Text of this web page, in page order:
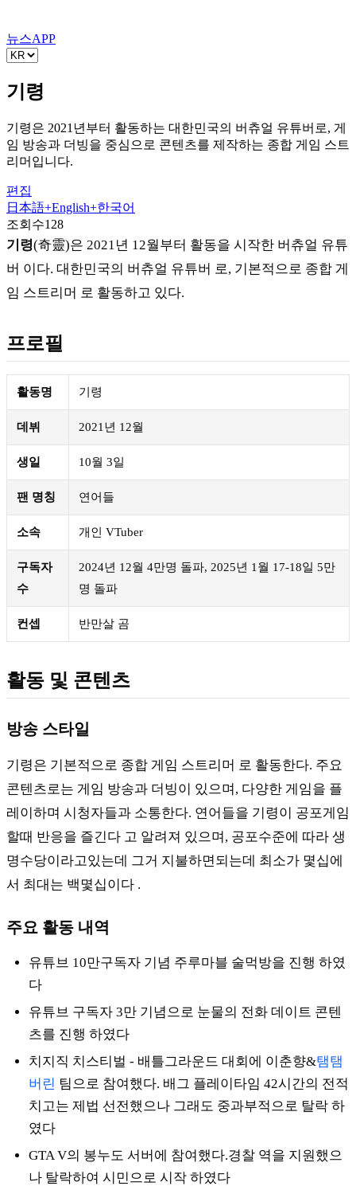
뉴스APP
기령
기령은 2021년부터 활동하는 대한민국의 버츄얼 유튜버로, 게
임 방송과 더빙을 중심으로 콘텐츠를 제작하는 종합 게임 스트
리머입니다.
편집
日本語+English+한국어
조회수128
기령(奇靈)은 2021년 12월부터 활동을 시작한 버츄얼 유튜
버 이다. 대한민국의 버츄얼 유튜버 로, 기본적으로 종합 게
임 스트리머 로 활동하고 있다.
프로필
활동명 기령
데뷔 2021년 12월
생일 10월 3일
팬 명칭 연어들
소속 개인 VTuber
구독자
수
2024년 12월 4만명 돌파, 2025년 1월 17-18일 5만
명 돌파
컨셉 반만살 곰
활동 및 콘텐츠
방송 스타일
기령은 기본적으로 종합 게임 스트리머 로 활동한다. 주요
콘텐츠로는 게임 방송과 더빙이 있으며, 다양한 게임을 플
레이하며 시청자들과 소통한다. 연어들을 기령이 공포게임
할때 반응을 즐긴다 고 알려져 있으며, 공포수준에 따라 생
명수당이라고있는데 그거 지불하면되는데 최소가 몇십에
서 최대는 백몇십이다 .
주요 활동 내역
유튜브 10만구독자 기념 주루마블 술먹방을 진행 하였
다
유튜브 구독자 3만 기념으로 눈물의 전화 데이트 콘텐
츠를 진행 하였다
치지직 치스티벌 - 배틀그라운드 대회에 이춘향&탬탬
버린 팀으로 참여했다. 배그 플레이타임 42시간의 전적
치고는 제법 선전했으나 그래도 중과부적으로 탈락 하
였다
GTA V의 봉누도 서버에 참여했다.경찰 역을 지원했으
나 탈락하여 시민으로 시작 하였다